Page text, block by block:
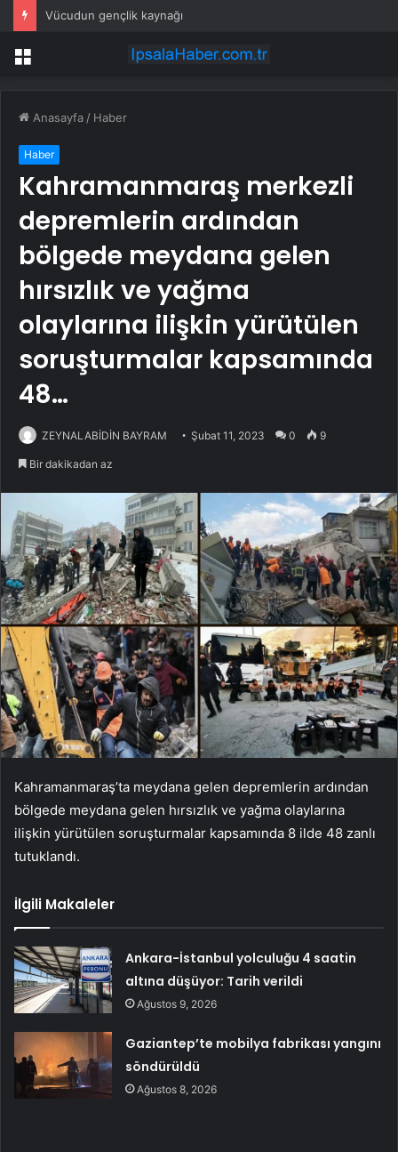
Vücudun gençlik kaynağı
Menü
Anasayfa / Haber
Haber
Kahramanmaraş merkezli
depremlerin ardından
bölgede meydana gelen
hırsızlık ve yağma
olaylarına ilişkin yürütülen
soruşturmalar kapsamında
48…
ZEYNALABİDİN BAYRAM Şubat 11, 2023 0 9
Bir dakikadan az
Kahramanmaraş’ta meydana gelen depremlerin ardından
bölgede meydana gelen hırsızlık ve yağma olaylarına
ilişkin yürütülen soruşturmalar kapsamında 8 ilde 48 zanlı
tutuklandı.
İlgili Makaleler
Ankara-İstanbul yolculuğu 4 saatin
altına düşüyor: Tarih verildi
Ağustos 9, 2026
Gaziantep’te mobilya fabrikası yangını
söndürüldü
Ağustos 8, 2026